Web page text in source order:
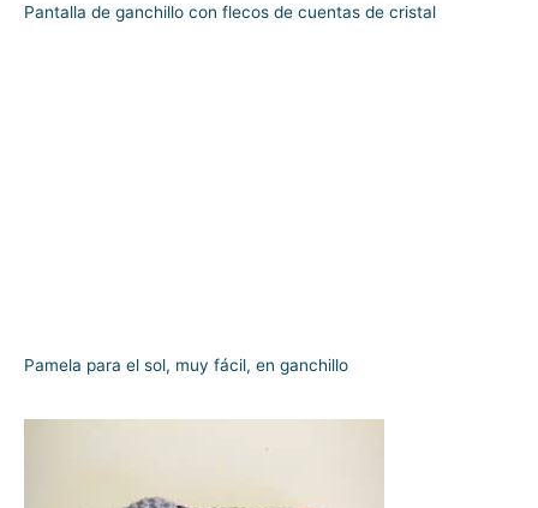
Pantalla de ganchillo con flecos de cuentas de cristal
Pamela para el sol, muy fácil, en ganchillo